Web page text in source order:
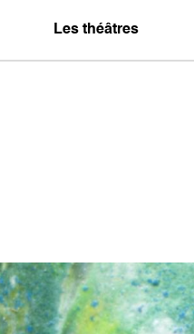
Les théâtres